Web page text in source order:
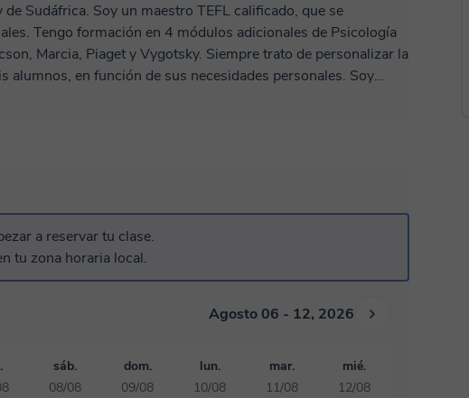
de Sudáfrica. Soy un maestro TEFL calificado, que se
Tengo formación en 4 módulos adicionales de Psicología
Marcia, Piaget y Vygotsky. Siempre trato de personalizar la
alumnos, en función de sus necesidades personales. Soy
Nivel A1 - C1 como idioma en la educación. ¡También
de habilidades, uso de canciones en el aula, enseñanza de
y gestión del aula, planificación de lecciones. Creo
divertida y atractiva, por lo que mis clases siempre son
of Music de nivel 6. Tengo experiencia en agricultura,
el nivel 1 al 5. Tengo más de 10 años de experiencia en
de trabajo de audio digital como Cubase y Ableton, ofrezco
a reservar tu clase.
tu zona horaria local.
Agosto 06 - 12, 2026
sáb.
08/08
dom.
09/08
lun.
10/08
mar.
11/08
mié.
12/08